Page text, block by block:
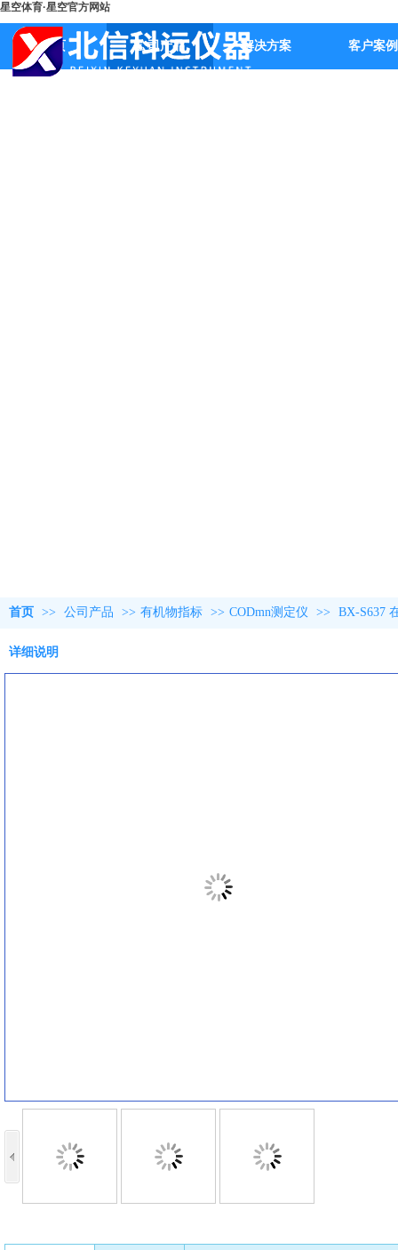
星空体育·星空官方网站
首页 公司产品 解决方案 客户案例
首页 >> 公司产品 >> 有机物指标 >> CODmn测定仪 >> BX-S637
详细说明